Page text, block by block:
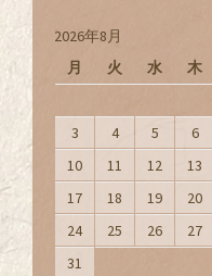
2026年8月
月
火 水 木
3
4 5 6
10
11 12 13
17
18 19 20
24
25 26 27
31